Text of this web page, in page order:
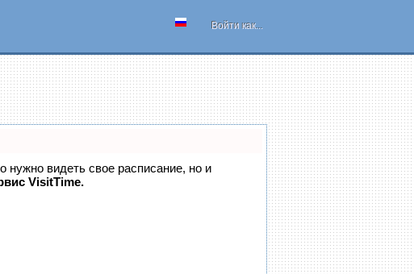
Войти как...
нужно видеть свое расписание, но и
VisitTime.